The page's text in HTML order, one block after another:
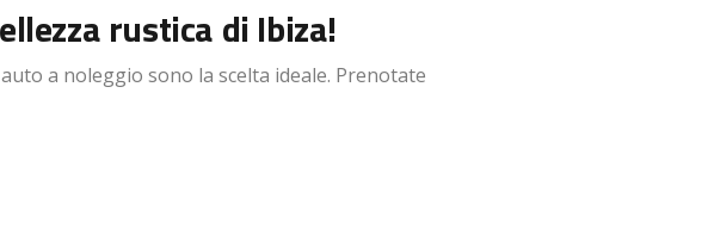
rustica di Ibiza!
a noleggio sono la scelta ideale. Prenotate